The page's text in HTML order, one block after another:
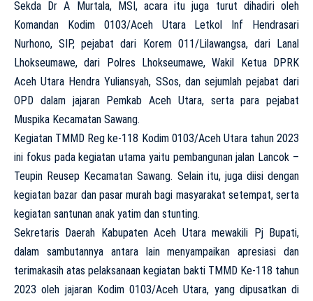
Sekda Dr A Murtala, MSI, acara itu juga turut dihadiri oleh
Komandan Kodim 0103/Aceh Utara Letkol Inf Hendrasari
Nurhono, SIP, pejabat dari Korem 011/Lilawangsa, dari Lanal
Lhokseumawe, dari Polres Lhokseumawe, Wakil Ketua DPRK
Aceh Utara Hendra Yuliansyah, SSos, dan sejumlah pejabat dari
OPD dalam jajaran Pemkab Aceh Utara, serta para pejabat
Muspika Kecamatan Sawang.
Kegiatan TMMD Reg ke-118 Kodim 0103/Aceh Utara tahun 2023
ini fokus pada kegiatan utama yaitu pembangunan jalan Lancok –
Teupin Reusep Kecamatan Sawang. Selain itu, juga diisi dengan
kegiatan bazar dan pasar murah bagi masyarakat setempat, serta
kegiatan santunan anak yatim dan stunting.
Sekretaris Daerah Kabupaten Aceh Utara mewakili Pj Bupati,
dalam sambutannya antara lain menyampaikan apresiasi dan
terimakasih atas pelaksanaan kegiatan bakti TMMD Ke-118 tahun
2023 oleh jajaran Kodim 0103/Aceh Utara, yang dipusatkan di